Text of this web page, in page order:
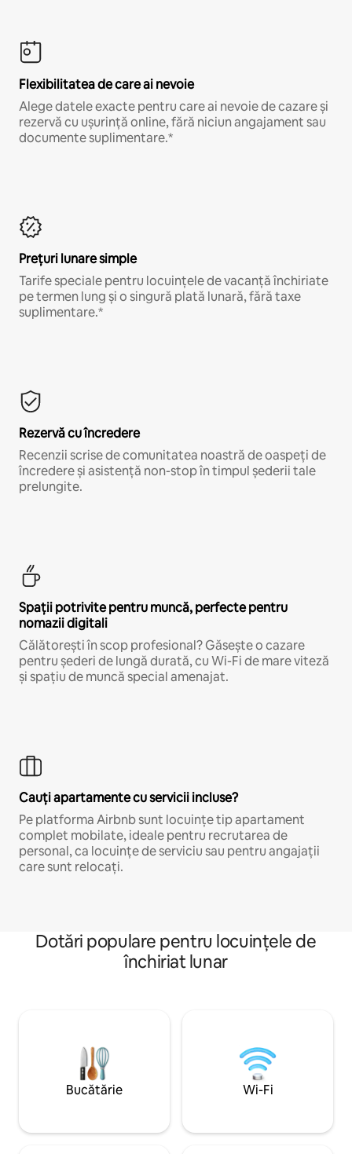
Flexibilitatea de care ai nevoie
Alege datele exacte pentru care ai nevoie de cazare și
rezervă cu ușurință online, fără niciun angajament sau
documente suplimentare.*
Prețuri lunare simple
Tarife speciale pentru locuințele de vacanță închiriate
pe termen lung și o singură plată lunară, fără taxe
suplimentare.*
Rezervă cu încredere
Recenzii scrise de comunitatea noastră de oaspeți de
încredere și asistență non-stop în timpul șederii tale
prelungite.
Spații potrivite pentru muncă, perfecte pentru
nomazii digitali
Călătorești în scop profesional? Găsește o cazare
pentru șederi de lungă durată, cu Wi-Fi de mare viteză
și spațiu de muncă special amenajat.
Cauți apartamente cu servicii incluse?
Pe platforma Airbnb sunt locuințe tip apartament
complet mobilate, ideale pentru recrutarea de
personal, ca locuințe de serviciu sau pentru angajații
care sunt relocați.
Dotări populare pentru locuințele de
închiriat lunar
Bucătărie Wi-Fi